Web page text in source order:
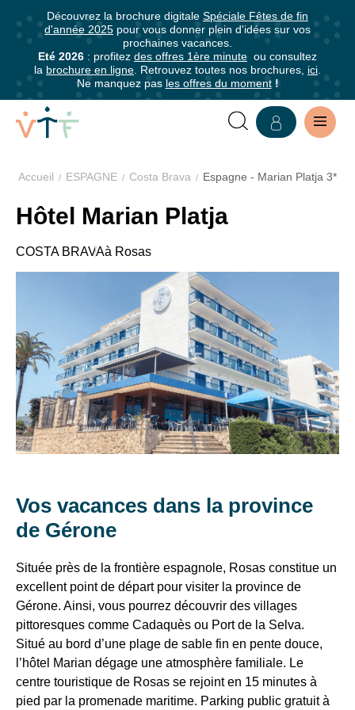
Découvrez la brochure digitale Spéciale Fêtes de fin
d'année 2025 pour vous donner plein d'idées sur vos
prochaines vacances.
Eté 2026 : profitez des offres 1ère minute ou consultez
la brochure en ligne . Retrouvez toutes nos brochures, ici
Ne manquez pas les offres du moment!
Accueil ESPAGNE Costa Brava Espagne - Marian Platja 3*
VILLAGE
VACANCES
MARIAN
PLATJA,
ROSAS
Hôtel Marian Platja
COSTA BRAVAà Rosas
Vos vacances dans la province
de Gérone
Située près de la frontière espagnole, Rosas constitue un
excellent point de départ pour visiter la province de
Gérone. Ainsi, vous pourrez découvrir des villages
pittoresques comme Cadaquès ou Port de la Selva.
Situé au bord d’une plage de sable fin en pente douce,
l’hôtel Marian dégage une atmosphère familiale. Le
centre touristique de Rosas se rejoint en 15 minutes à
pied par la promenade maritime. Parking public gratuit à
Grille
tarifaire
Demi-
pension
Hors vacances
à partir de 315€
Eté
Arrivée/départ
libre
•
Séjour
minimum
7
nuits
A
place
Taxe
séjour
1.32€/nuit/personne
à
partir
de
17
(maxi
7
Abonnez-
vous
à
notre
Abonnez-
vous
pour
être
informé·e
les
avantages
VTF,
des
offres
exclusives
et
bons
plans
pour
vacances
!
Il
suffit
d’un
clic